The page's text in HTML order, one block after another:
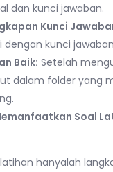
dan kunci jawaban.
Kunci
dengan kunci
Baik: Setelah
dalam folder yang
Soal
hanyalah